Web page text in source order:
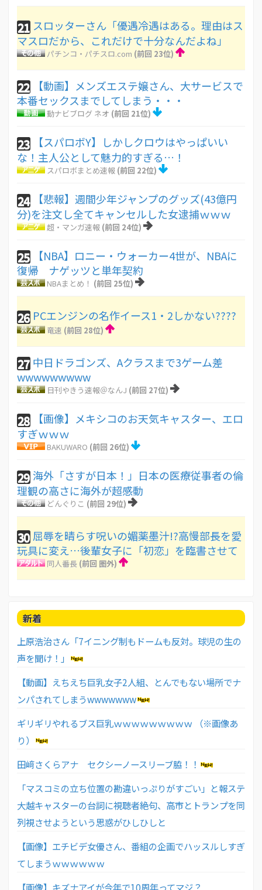
21 スロッターさん「優遇冷遇はある。理由はス
マスロだから、これだけで十分なんだよね」
パチンコ・パチスロ.com (前回 23位)
22
【動画】メンズエステ嬢さん、大サービスで
本番セックスまでしてしまう・・・
動ナビブログ ネオ (前回 21位)
23
【スパロボY】しかしクロウはやっぱいい
な！主人公として魅力的すぎる…！
スパロボまとめ速報 (前回 22位)
24
【悲報】週間少年ジャンプのグッズ(43億円
分)を注文し全てキャンセルした女逮捕ｗｗｗ
超・マンガ速報 (前回 24位)
25
【NBA】ロニー・ウォーカー4世が、NBAに
復帰 ナゲッツと単年契約
NBAまとめ！ (前回 25位)
26 PCエンジンの名作イース1・2しかない????
竜速 (前回 28位)
27 中日ドラゴンズ、Aクラスまで3ゲーム差
wwwwwwwww
日刊やきう速報＠なんJ (前回 27位)
28
【画像】メキシコのお天気キャスター、エロ
すぎｗｗｗ
BAKUWARO (前回 26位)
29 海外「さすが日本！」日本の医療従事者の倫
理観の高さに海外が超感動
どんぐりこ (前回 29位)
30 屈辱を晴らす呪いの媚薬墨汁!?高慢部長を愛
玩具に変え…後輩女子に「初恋」を臨書させて
同人番長 (前回 圏外)
新着
上原浩治さん「7イニング制もドームも反対。球児の生の
声を聞け！」
【動画】えちえち巨乳女子2人組、とんでもない場所でナ
ンパされてしまうwwwwwww
ギリギリやれるブス巨乳ｗｗｗｗｗｗｗｗｗ （※画像あ
り）
田﨑さくらアナ セクシーノースリーブ脇！！
「マスコミの立ち位置の勘違いっぷりがすごい」と報ステ
大越キャスターの台詞に視聴者絶句、高市とトランプを同
列視させようという思惑がひしひしと
【画像】エチビデ女優さん、番組の企画でハッスルしすぎ
てしまうｗｗｗｗｗｗ
【画像】キズナアイが今年で10周年ってマジ？